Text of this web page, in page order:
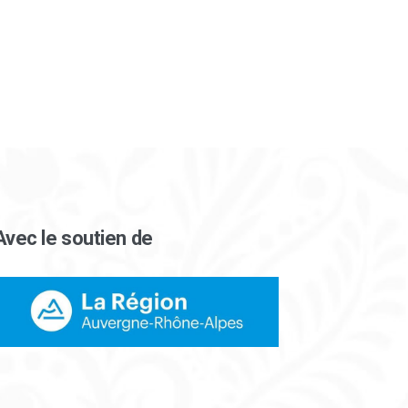
le soutien de